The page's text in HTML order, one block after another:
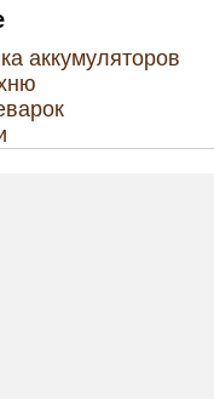
аккумуляторов